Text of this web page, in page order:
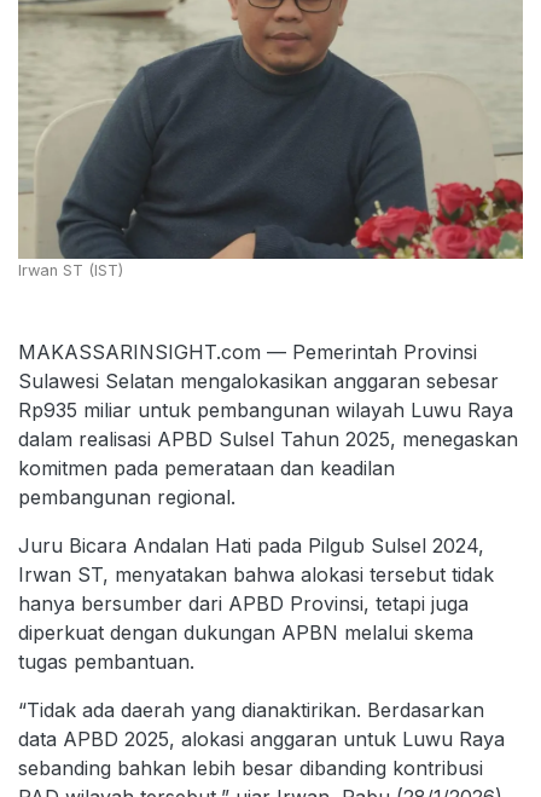
Irwan ST (IST)
MAKASSARINSIGHT.com — Pemerintah Provinsi
Sulawesi Selatan mengalokasikan anggaran sebesar
Rp935 miliar untuk pembangunan wilayah Luwu Raya
dalam realisasi APBD Sulsel Tahun 2025, menegaskan
komitmen pada pemerataan dan keadilan
pembangunan regional.
Juru Bicara Andalan Hati pada Pilgub Sulsel 2024,
Irwan ST, menyatakan bahwa alokasi tersebut tidak
hanya bersumber dari APBD Provinsi, tetapi juga
diperkuat dengan dukungan APBN melalui skema
tugas pembantuan.
“Tidak ada daerah yang dianaktirikan. Berdasarkan
data APBD 2025, alokasi anggaran untuk Luwu Raya
sebanding bahkan lebih besar dibanding kontribusi